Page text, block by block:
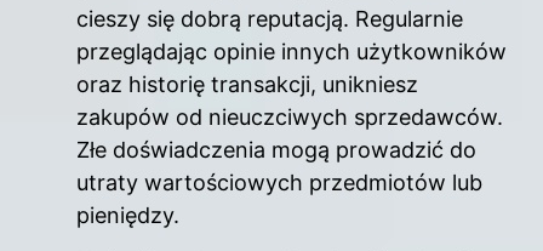
cieszy się dobrą reputacją. Regularnie
przeglądając opinie innych użytkowników
oraz historię transakcji, unikniesz
zakupów od nieuczciwych sprzedawców.
Złe doświadczenia mogą prowadzić do
utraty wartościowych przedmiotów lub
pieniędzy.